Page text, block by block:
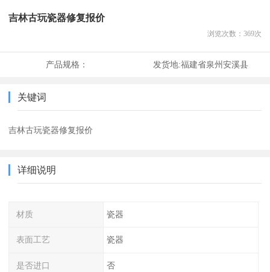
吉林古玩瓷器修复报价
浏览次数： 369次
产品规格： 发货地:福建省泉州安溪县
关键词
吉林古玩瓷器修复报价
详细说明
材质 瓷器
表面工艺 瓷器
是否进口 否